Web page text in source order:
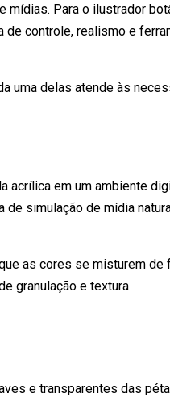
mídias. Para o ilustrador
controle, realismo e
uma delas atende às
acrílica em um ambiente
de simulação de mídia
as cores se misturem de
granulação e textura
e transparentes das